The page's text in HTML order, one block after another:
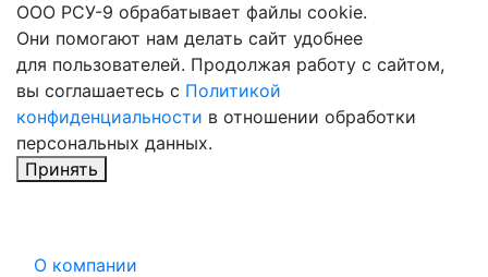
ООО РСУ-9 обрабатывает файлы cookie.
Они помогают нам делать сайт удобнее
для пользователей. Продолжая работу с сайтом,
вы соглашаетесь с Политикой
конфиденциальности в отношении обработки
персональных данных.
Принять
О компании